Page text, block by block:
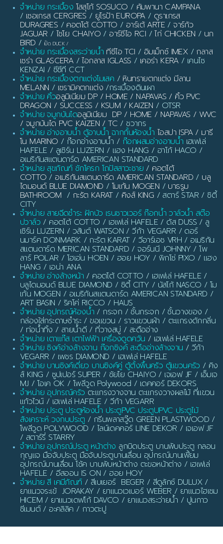
จำหน่าย กระเบื้อง โสสุโก้ SOSUCO / คัมพานา CAMPANA
/ เซอเกรส CERGRES / ยูโรป้า EUROPA/ ดูราเกรส
DURAGRES / คอตโต้ COTTO / อาร์เต้ ARTE /จาร์กัว
JAGUAR / ไชโย CHAIYO / อาร์ซีไอ RCI /ไก่ CHICKEN / นก
BIRD / เป็ด DUCK /
จำหน่าย กระเบื้องสระว่ายน้ำ ทีซีไอ TCI / อิมเม็กซ์ IMEX/ กลาส
เซร่า GLASCERA/ไอกลาส IGLASS / เคอร่า KERA/ เคนไซ
KENZAI / ซีซีที CCT
จำหน่าย กระเบื้องตกแต่งโมเสค / หินทรายตกแต่ง มีลาน
MELANN / เซรามิคตกแต่ง /กระเบื้องดินเผา
จำหน่าย คิ้วอลูมิเนียม DP / HOME / NAPAVAS / คิ้ว PVC
DRAGON / SUCCESS / KSUM / KAIZEN / OTSR
จำหน่าย จมูกบันไดอลูมิเนียม DP / HOME / NAPAVAS / WVC
/ จมูกบันได PVC KAIZEN / TC / ชวากร
จำหน่าย อ่างอาบน้ำ ตู้อาบน้ำ ฉากกั้นห้องน้ำ ไอสปา ISPA / มารี
โน MARINO / ก๊อกอ่างอาบน้ำ / ก๊อกผสมอ่างอาบน้ำ เฮเฟเล่
HAFELE / ลูเซิร์น LUZERN / แฮง HANG / ฮาโก้ HACO /
อเมริกันสแตนดาร์ด AMERICAN STANDARD
จำหน่าย สุขภัณฑ์ ชักโครก โถปัสสาวะชาย / คอตโต้
COTTO / อเมริกันสแตนดาร์ด AMERICAN STANDARD / บลู
ไดมอนด์ BLUE DIAMOND / โมเก้น MOGEN / บาธรูม
BATHROOM / กะรัต KARAT/ คิงส์ KING / สตาร์ STAR / ซิตี้
CITY
จำหน่าย สายฉีดชำระ ฝักบัว เรนชาวเวอร์ ก๊อกน้ำ วาล์วน้ำ สต๊อ
ปวาล์ว / คอตโต้ COTTO / เฮเฟเล่ HAFELE / ดัส DUSS / ลู
เซิร์น LUZERN / วสันต์ WATSON / วีก้า VEGARR / ดอร์
นมาร์ค DONMARK / กะรัต KARAT / วีอาร์เอช VRH / อเมริกัน
สแตนดาร์ด MERICAN STANDARD / จอร์นนี JOHNNY / โพ
ลาร์ POLAR / โฮเอ่น HOEN / ฮอย HOY / พิกโซ่ PIXO / แฮง
HANG / เอน่า ANA
จำหน่าย อ่างล้างหน้า / คอตโต้ COTTO / เฮเฟเล่ HAFELE /
บลูไดมอนด์ BLUE DIAMOND / ซิตี้ CITY / นัสโก้ NASCO / โม
เก้น MOGEN / อเมริกันสแตนดาร์ด AMERICAN STANDARD /
ART BASIN / ริคโค่ RICCO / HAUS
จำหน่าย อุปกรณ์ห้องน้ำ / กระจก / ชั้นกระจก / ชั้นวางของ /
กล่องใส่กระดาษชำระ / ขอแขวน / ราวแขวนผ้า / ตะแกรงดักกลิ่น
/ ท่อน้ำทิ้ง / สายน้ำดี / ที่วางสบู่ / สะดืออ่าง
จำหน่าย เตาแก๊ส เตาไฟฟ้า เครื่องดูดควัน / เฮเฟเล่ HAFELE
จำหน่าย ซิงค์อ่างล้างจาน ก๊อกซิงค์ สะดืออ่างล้างจาน / วีก้า
VEGARR / เพชร DIAMOND / เฮเฟเล่ HAFELE
จำหน่าย บานซิงค์เดี่ยว บานซิงค์คู่ ตู้ตั้งพื้นครัว ตู้แขวนครัว / คิง
ส์ KING / ซูปเปอร์ SUPER / ชัยโย CHAIYO / เจเอฟ JF / เอ็มเจ
MJ / โอเค OK / โพลีวูด Polywood / เดคคอร์ DEKORS
จำหน่าย อุปกรณ์ครัว ตะแกรงวางจาน ตะแกรงวางผลไม้ ที่แขวน
แก้วไวน์ / เฮเฟเล่ HAFELE / วีก้า VEGARR
จำหน่าย ประตู ประตูห้องน้ำ ประตูPVC ประตูUPVC ประตูไม้
สังเคราะห์ วงกบประตู / กรีนพลาสวู๊ด GREEN PLASTWOOD /
โพลีวูด POLYWOOD / ไลน์เดคคอร์ LINE DEKOR / เจเอฟ JF
/ สตาร์รี่ STARRY
จำหน่าย อุปกรณ์ประตู หน้าต่าง ลูกบิดประตู บานพับประตู กลอน
กุญแจ มือจับประตู มือจับประตูบานเลื่อน อุปกรณ์บานเฟี้ยม
อุปกรณ์บานเลื่อน โช้ค บานพับหน้าต่าง ตะขอหน้าต่าง / เฮเฟเล่
HAFELE / อีสออน IS ON / ฮอย HOY
จำหน่าย สี เคมีภัณฑ์/ สีเบเยอร์ BEGER / สีดูลักซ์ DULUX /
ยาแนวจระเข้ JORAKAY / ยาแนวเวเบอร์ WEBER / ยาแนวไฮเซม
HICEM / ยาแนวเดฟโก้ DAVCO / ยาแนวสระว่ายน้ำ / ปูนกาว
ซีเมนต์ / อะคลิลิค / กาวตะปู